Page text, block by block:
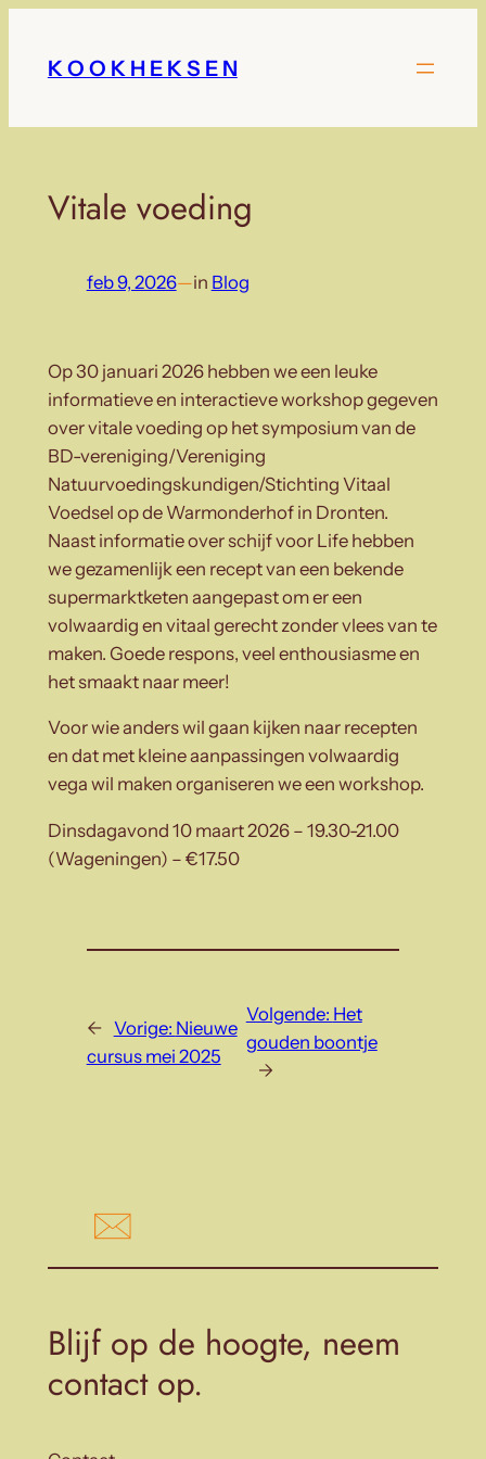
K O O K H E K S E N
Vitale voeding
feb 9, 2026—in Blog
Op 30 januari 2026 hebben we een leuke
informatieve en interactieve workshop gegeven
over vitale voeding op het symposium van de
BD-vereniging/Vereniging
Natuurvoedingskundigen/Stichting Vitaal
Voedsel op de Warmonderhof in Dronten.
Naast informatie over schijf voor Life hebben
we gezamenlijk een recept van een bekende
supermarktketen aangepast om er een
volwaardig en vitaal gerecht zonder vlees van te
maken. Goede respons, veel enthousiasme en
het smaakt naar meer!
Voor wie anders wil gaan kijken naar recepten
en dat met kleine aanpassingen volwaardig
vega wil maken organiseren we een workshop.
Dinsdagavond 10 maart 2026 – 19.30-21.00
(Wageningen) – €17.50
← Vorige: Nieuwe
cursus mei 2025
Volgende: Het
gouden boontje
→
Blijf op de hoogte, neem
contact op.